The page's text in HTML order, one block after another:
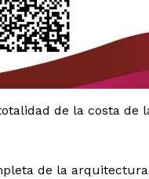
de la costa de
de la